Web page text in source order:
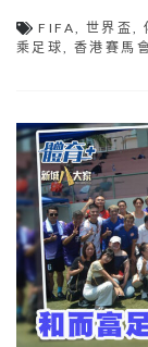
FIFA 世界盃
乘足球
,香港賽馬